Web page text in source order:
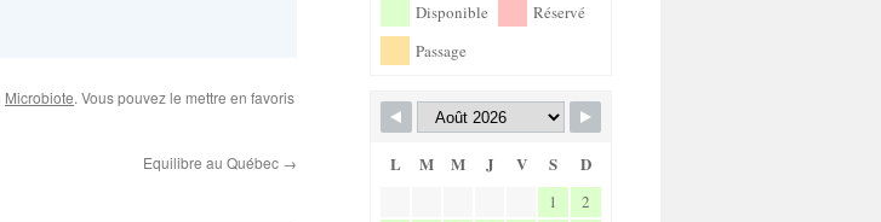
Microbiote. Vous pouvez le mettre en favoris
Equilibre au Québec →
Disponible
Réservé
Passage
L M M J V S D
1
2